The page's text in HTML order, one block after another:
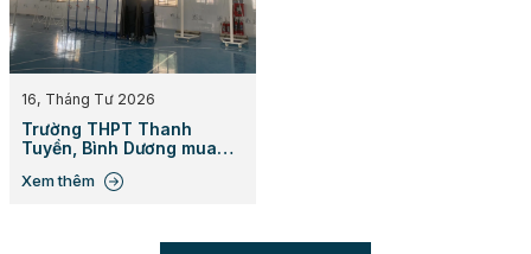
16, Tháng Tư 2026
Trường THPT Thanh
Tuyền, Bình Dương mua
nhà thi đấu đa năng
Xem thêm